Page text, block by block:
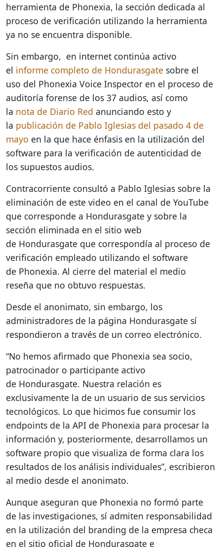
herramienta de Phonexia, la sección dedicada al
proceso de verificación utilizando la herramienta
ya no se encuentra disponible.
Sin embargo, en internet continúa activo
el informe completo de Hondurasgate sobre el
uso del Phonexia Voice Inspector en el proceso de
auditoría forense de los 37 audios, así como
la nota de Diario Red anunciando esto y
la publicación de Pablo Iglesias del pasado 4 de
mayo en la que hace énfasis en la utilización del
software para la verificación de autenticidad de
los supuestos audios.
Contracorriente consultó a Pablo Iglesias sobre la
eliminación de este video en el canal de YouTube
que corresponde a Hondurasgate y sobre la
sección eliminada en el sitio web
de Hondurasgate que correspondía al proceso de
verificación empleado utilizando el software
de Phonexia. Al cierre del material el medio
reseña que no obtuvo respuestas.
Desde el anonimato, sin embargo, los
administradores de la página Hondurasgate sí
respondieron a través de un correo electrónico.
“No hemos afirmado que Phonexia sea socio,
patrocinador o participante activo
de Hondurasgate. Nuestra relación es
exclusivamente la de un usuario de sus servicios
tecnológicos. Lo que hicimos fue consumir los
endpoints de la API de Phonexia para procesar la
información y, posteriormente, desarrollamos un
software propio que visualiza de forma clara los
resultados de los análisis individuales”, escribieron
al medio desde el anonimato.
Aunque aseguran que Phonexia no formó parte
de las investigaciones, sí admiten responsabilidad
en la utilización del branding de la empresa checa
en el sitio oficial de Hondurasgate e